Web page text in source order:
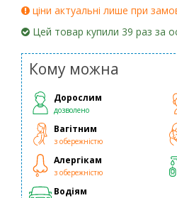
ціни актуальні лише при
Цей товар купили 39 раз за
Кому можна
Дорослим
дозволено
Вагітним
з обережністю
Алергікам
з обережністю
Водіям